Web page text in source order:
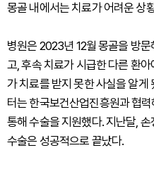
몽골 내에서는 치료가 어려운 상
병원은 2023년 12월 몽골을 방
고, 후속 치료가 시급한 다른 환
가 치료를 받지 못한 사실을 알게
터는 한국보건산업진흥원과 협
통해 수술을 지원했다. 지난달,
수술은 성공적으로 끝났다.